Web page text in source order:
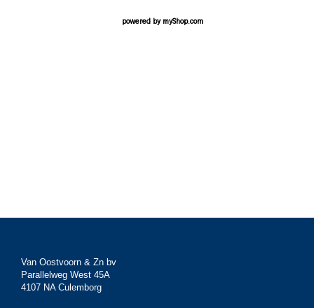
powered by myShop.com
Van Oostvoorn & Zn bv
Parallelweg West 45A
4107 NA Culemborg